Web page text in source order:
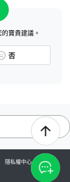
寶貴建議。
否
隱私權中心